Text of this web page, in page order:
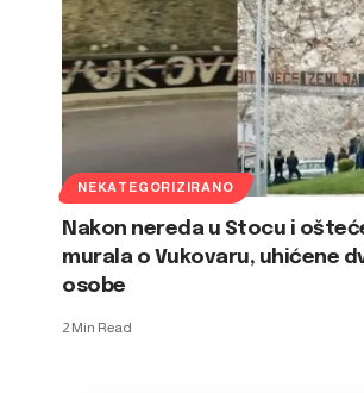
NEKATEGORIZIRANO
Nakon nereda u Stocu i
murala o Vukovaru, uhićene
osobe
2 Min Read